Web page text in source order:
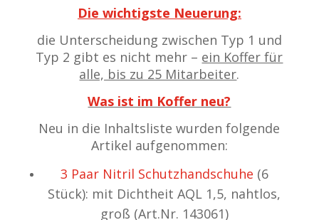
Die wichtigste Neuerung:
die Unterscheidung zwischen Typ 1 und
Typ 2 gibt es nicht mehr – ein Koffer für
alle, bis zu 25 Mitarbeiter.
Was ist im Koffer neu?
Neu in die Inhaltsliste wurden folgende
Artikel aufgenommen:
3 Paar Nitril Schutzhandschuhe (6
Stück): mit Dichtheit AQL 1,5, nahtlos,
groß (Art.Nr. 143061)